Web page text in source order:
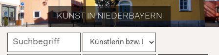
KUNST IN NIEDERBAYERN